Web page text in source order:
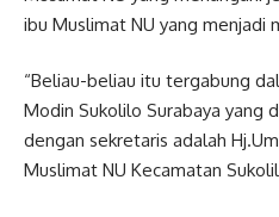
ibu Muslimat NU yang menjadi
“Beliau-beliau itu tergabung
Modin Sukolilo Surabaya yang
dengan sekretaris adalah
Muslimat NU Kecamatan